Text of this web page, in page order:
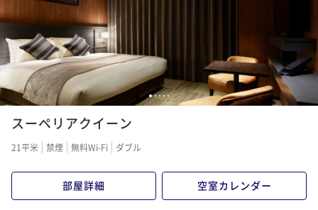
ポイントアップ
【連泊割】2連泊以上でお得にステイ＜朝食付＞
¥ 22,673 ~
ポイントアップ
シンプルステイ＜朝食付＞
朝食付き 現地決済可 事前決済可
ポイント即利用で
2名 ¥ 26,505 ~
12345
スーペリアクイーン
21平米 禁煙 無料Wi-Fi ダブル
部屋詳細 空室カレンダー